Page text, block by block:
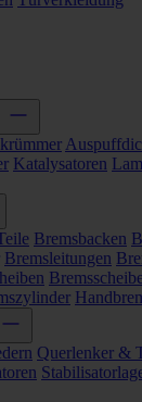
Katalysatoren
Bremsbacken
Bremsleitungen
Querlenker &